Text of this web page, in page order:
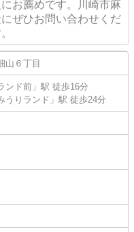
お薦めです。川崎市麻
ぜひお問い合わせくだ
山 ６丁目
ンド前 」駅 徒歩16分
うりランド 」駅 徒歩24分